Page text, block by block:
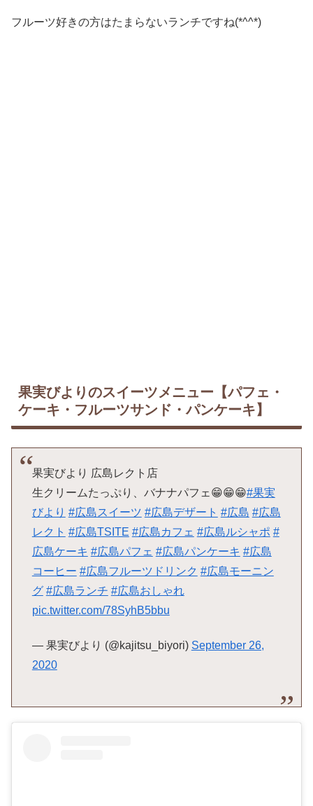
フルーツ好きの方はたまらないランチですね(*^^*)
果実びよりのスイーツメニュー【パフェ・
ケーキ・フルーツサンド・パンケーキ】
果実びより 広島レクト店
生クリームたっぷり、バナナパフェ😁😁😁#果実
びより #広島スイーツ #広島デザート #広島 #広島
レクト #広島TSITE #広島カフェ #広島ルシャポ #
広島ケーキ #広島パフェ #広島パンケーキ #広島
コーヒー #広島フルーツドリンク #広島モーニン
グ #広島ランチ #広島おしゃれ
pic.twitter.com/78SyhB5bbu
— 果実びより (@kajitsu_biyori) September 26,
2020